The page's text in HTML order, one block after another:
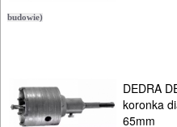
Do
gwoździarek
budowie)
DEDRA
koronka
65mm